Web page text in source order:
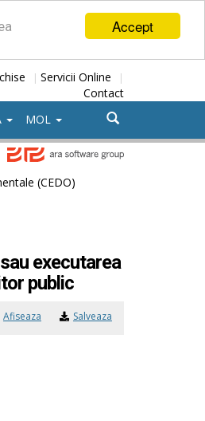
Accept
| Servicii Online |
Contact
MOL
(CEDO)
executarea
public
Afiseaza Salveaza